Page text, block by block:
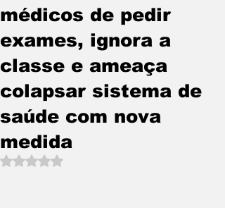
médicos de pedir
exames, ignora a
classe e ameaça
colapsar sistema de
saúde com nova
medida
Avaliado com NaN de 5 estrelas.